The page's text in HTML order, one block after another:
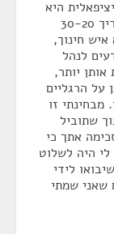
היא
חזקה ואיתנה, ושם לשחרר את הפיקוח. לא צריך 30-20
חינוך,
לנהל
יותר,
על הרגליים
זו
שתוביל
אתך כי
היה לשלוט
לידי
שאני שמתי